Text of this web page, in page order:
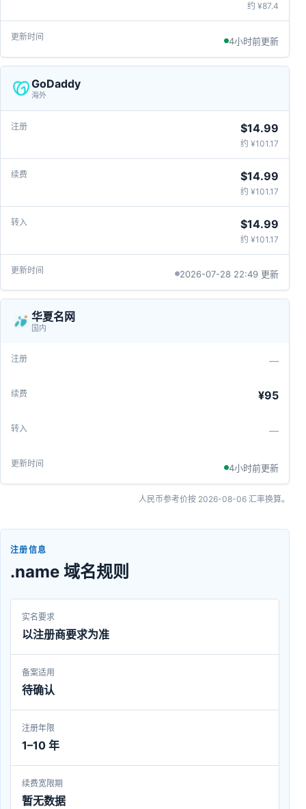
约 ¥87.4
4小时前更新
GoDaddy
海外
$14.99
约 ¥101.17
$14.99
约 ¥101.17
$14.99
约 ¥101.17
2026-07-28 22:49 更新
华夏名网
国内
—
¥95
—
4小时前更新
人民币参考价按 2026-08-06 汇率换算。
注册信息
.name 域名规则
实名要求
以注册商要求为准
备案适用
待确认
注册年限
1–10 年
续费宽限期
暂无数据